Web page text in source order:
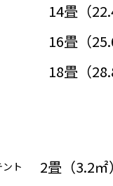
14畳（
16畳（
18畳（
2畳（3.2㎡）